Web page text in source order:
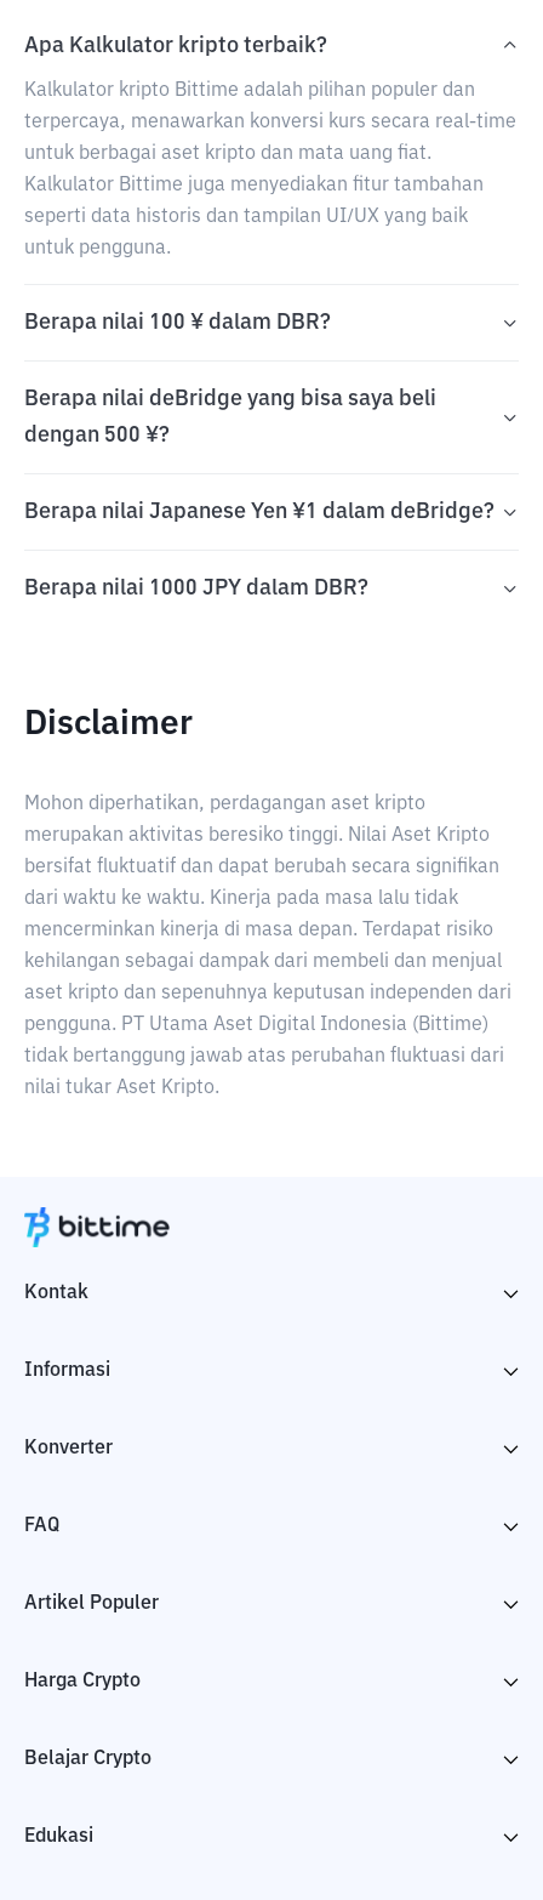
Apa Kalkulator kripto terbaik?
Kalkulator kripto Bittime adalah pilihan populer dan
terpercaya, menawarkan konversi kurs secara real-time
untuk berbagai aset kripto dan mata uang fiat.
Kalkulator Bittime juga menyediakan fitur tambahan
seperti data historis dan tampilan UI/UX yang baik
untuk pengguna.
Berapa nilai 100 ¥ dalam DBR?
Berapa nilai deBridge yang bisa saya beli
dengan 500 ¥?
Berapa nilai Japanese Yen ¥1 dalam deBridge?
Berapa nilai 1000 JPY dalam DBR?
Disclaimer
Mohon diperhatikan, perdagangan aset kripto
merupakan aktivitas beresiko tinggi. Nilai Aset Kripto
bersifat fluktuatif dan dapat berubah secara signifikan
dari waktu ke waktu. Kinerja pada masa lalu tidak
mencerminkan kinerja di masa depan. Terdapat risiko
kehilangan sebagai dampak dari membeli dan menjual
aset kripto dan sepenuhnya keputusan independen dari
pengguna. PT Utama Aset Digital Indonesia (Bittime)
tidak bertanggung jawab atas perubahan fluktuasi dari
nilai tukar Aset Kripto.
Kontak
Informasi
Konverter
FAQ
Artikel Populer
Harga Crypto
Belajar Crypto
Edukasi